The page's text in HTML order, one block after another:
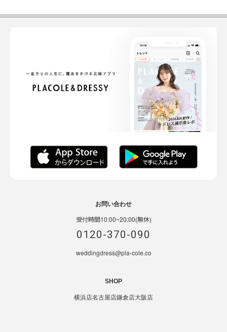
お問い合わせ
受付時間10:00~20:00(無休)
0120-370-090
weddingdress@pla-cole.co
SHOP
横浜店名古屋店鎌倉店大阪店